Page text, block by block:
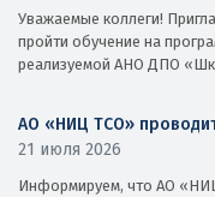
Уважаемые коллеги!
пройти обучение на
реализуемой АНО ДПО
АО «НИЦ ТСО»
21 июля 2026
Информируем, что АО